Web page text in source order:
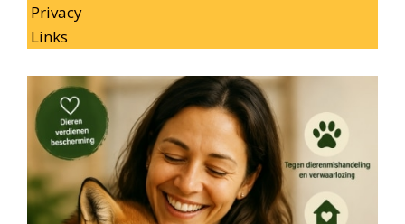
Privacy
Links